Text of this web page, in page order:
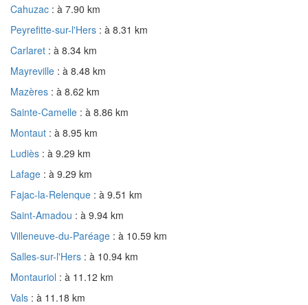
Cahuzac : à 7.90 km
Peyrefitte-sur-l'Hers : à 8.31 km
Carlaret : à 8.34 km
Mayreville : à 8.48 km
Mazères : à 8.62 km
Sainte-Camelle : à 8.86 km
Montaut : à 8.95 km
Ludiès : à 9.29 km
Lafage : à 9.29 km
Fajac-la-Relenque : à 9.51 km
Saint-Amadou : à 9.94 km
Villeneuve-du-Paréage : à 10.59 km
Salles-sur-l'Hers : à 10.94 km
Montauriol : à 11.12 km
Vals : à 11.18 km